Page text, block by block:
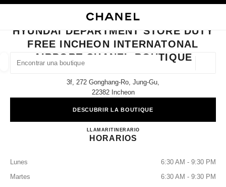
BUSCAR UNA BOUTIQUE
CERRAR TARJETA DE BOUTIQUE HYUNDAI DEPARTMENT STORE DUTY
HYUNDAI DEPARTMENT STORE DUTY
FREE INCHEON INTERNATONAL
AIRPORT CHANEL BOUTIQUE
3f, 272 Gonghang-Ro, Jung-Gu,
22382 Incheon
DESCUBRIR LA BOUTIQUE
LLAMAR+82 80 805 9628
ITINERARIOHyundai Department Store
HORARIOS
Lunes
6:30 AM - 9:30 PM
Martes
6:30 AM - 9:30 PM
resultado de los filtros por: